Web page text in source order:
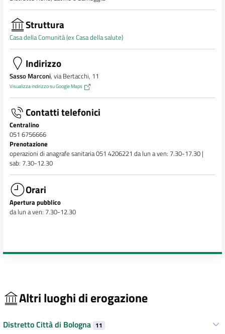
Struttura
Casa della Comunità (ex Casa della salute)
Indirizzo
Sasso Marconi, via Bertacchi, 11
Visualizza indirizzo su Google Maps
Contatti telefonici
Centralino
051 6756666
Prenotazione
operazioni di anagrafe sanitaria 051 4206221 da lun a ven: 7.30-17.30 |
sab: 7.30-12.30
Orari
Apertura pubblico
da lun a ven: 7.30-12.30
Altri luoghi di erogazione
Distretto Città di Bologna 11